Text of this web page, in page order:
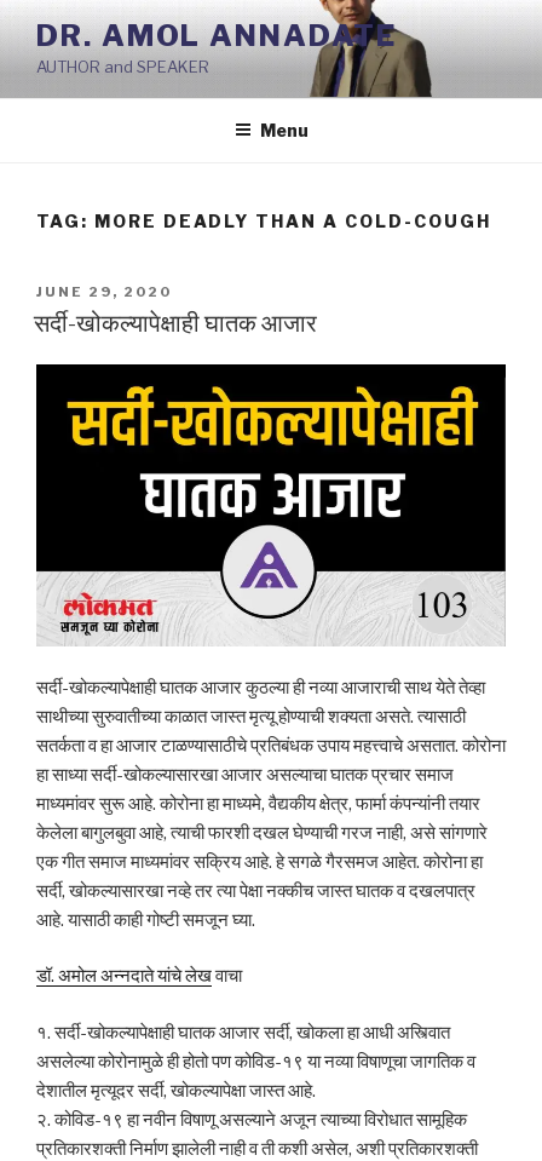
Skip
content
DR. AMOL ANNADATE
AUTHOR and SPEAKER
Menu
TAG: MORE DEADLY THAN A COLD-COUGH
POSTED
ON
JUNE 29, 2020
सर्दी-खोकल्यापेक्षाही घातक आजार
सर्दी-खोकल्यापेक्षाही घातक आजार कुठल्या ही नव्या आजाराची साथ येते तेव्हा
साथीच्या सुरुवातीच्या काळात जास्त मृत्यू होण्याची शक्यता असते. त्यासाठी
सतर्कता व हा आजार टाळण्यासाठीचे प्रतिबंधक उपाय महत्त्वाचे असतात. कोरोना
हा साध्या सर्दी-खोकल्यासारखा आजार असल्याचा घातक प्रचार समाज
माध्यमांवर सुरू आहे. कोरोना हा माध्यमे, वैद्यकीय क्षेत्र, फार्मा कंपन्यांनी तयार
केलेला बागुलबुवा आहे, त्याची फारशी दखल घेण्याची गरज नाही, असे सांगणारे
एक गीत समाज माध्यमांवर सक्रिय आहे. हे सगळे गैरसमज आहेत. कोरोना हा
सर्दी, खोकल्यासारखा नव्हे तर त्या पेक्षा नक्कीच जास्त घातक व दखलपात्र
आहे. यासाठी काही गोष्टी समजून घ्या.
डॉ. अमोल अन्नदाते यांचे लेखवाचा
१. सर्दी-खोकल्यापेक्षाही घातक आजार सर्दी, खोकला हा आधी अस्त्विात
असलेल्या कोरोनामुळे ही होतो पण कोविड-१९ या नव्या विषाणूचा जागतिक व
देशातील मृत्यूदर सर्दी, खोकल्यापेक्षा जास्त आहे.
२. कोविड-१९ हा नवीन विषाणू असल्याने अजून त्याच्या विरोधात सामूहिक
प्रतिकारशक्ती निर्माण झालेली नाही व ती कशी असेल, अशी प्रतिकारशक्ती